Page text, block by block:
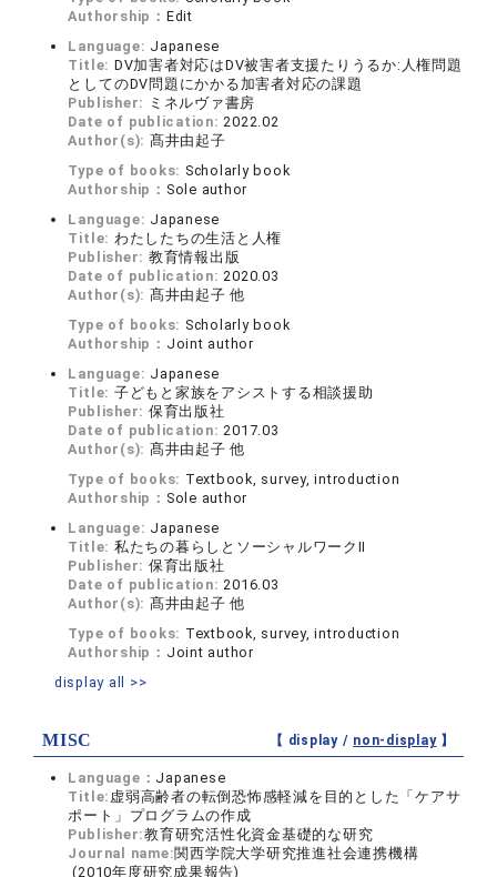
Authorship： Edit
Language: Japanese
Title: DV加害者対応はDV被害者支援たりうるか:人権問題
としてのDV問題にかかる加害者対応の課題
Publisher: ミネルヴァ書房
Date of publication:2022.02
Author(s): 髙井由起子
Type of books: Scholarly book
Authorship： Sole author
Language: Japanese
Title: わたしたちの生活と人権
Publisher: 教育情報出版
Date of publication:2020.03
Author(s): 髙井由起子 他
Type of books: Scholarly book
Authorship： Joint author
Language: Japanese
Title: 子どもと家族をアシストする相談援助
Publisher: 保育出版社
Date of publication:2017.03
Author(s): 髙井由起子 他
Type of books: Textbook, survey, introduction
Authorship： Sole author
Language: Japanese
Title: 私たちの暮らしとソーシャルワークⅡ
Publisher: 保育出版社
Date of publication:2016.03
Author(s): 髙井由起子 他
Type of books: Textbook, survey, introduction
Authorship： Joint author
display all >>
MISC 【 display / non-display】
Language： Japanese
Title: 虚弱高齢者の転倒恐怖感軽減を目的とした「ケアサ
ポート」プログラムの作成
Publisher:教育研究活性化資金基礎的な研究
Journal name:関西学院大学研究推進社会連携機構
(2010年度研究成果報告)